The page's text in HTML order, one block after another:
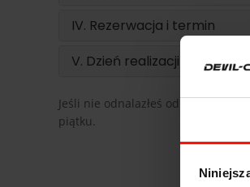
IV. Rezerwacja i termin
V. Dzień realizacji przejazdu
Jeśli nie odnalazłeś odpowiedzi
piątku.